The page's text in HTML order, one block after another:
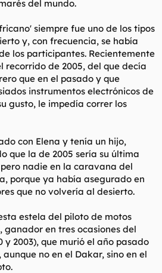
del mundo.
siempre fue uno de los tipos
y, con frecuencia, se había
los participantes. Recientemente
recorrido de 2005, del que decía
que en el pasado y que
instrumentos electrónicos de
gusto, le impedía correr los
con Elena y tenía un hijo,
que la de 2005 sería su última
nadie en la caravana del
porque ya había asegurado en
que no volvería al desierto.
estela del piloto de motos
ganador en tres ocasiones del
y 2003), que murió el año pasado
no en el Dakar, sino en el